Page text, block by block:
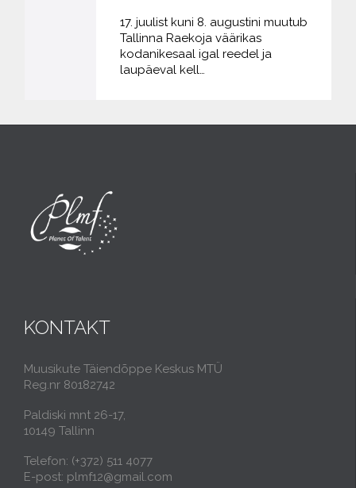
17. juulist kuni 8. augustini muutub
Tallinna Raekoja väärikas
kodanikesaal igal reedel ja
laupäeval kell…
KONTAKT
Muusikute Täiendõppe Keskus MTÜ
Reg.nr 80182742
Paldiski mnt 26-17,
10149 Tallinn
Telefon: (+372) 511 4077
E-post: plmf12@gmail.com